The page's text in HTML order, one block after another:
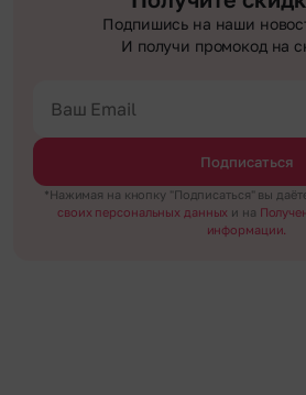
Подпишись на наши
И получи промокод на
Подписаться
*Нажимая на кнопку "Подписаться" вы
своих персональных данных и на
информации.